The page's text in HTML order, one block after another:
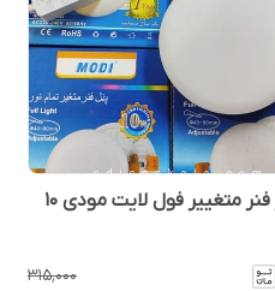
پنل توکار فنر متغییر فول لایت مودی 10
۳۱۵٬۰۰۰